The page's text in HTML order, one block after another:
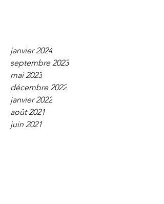
janvier 2024
septembre 2023
mai 2023
décembre 2022
janvier 2022
août 2021
juin 2021